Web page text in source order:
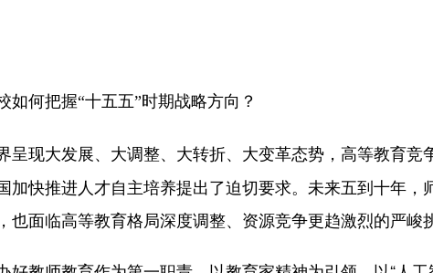
何把握“十五五”时期战略方向？
呈现大发展、大调整、大转折、大变革态势，高等教育竞
快推进人才自主培养提出了迫切要求。未来五到十年，
面临高等教育格局深度调整、资源竞争更趋激烈的严峻